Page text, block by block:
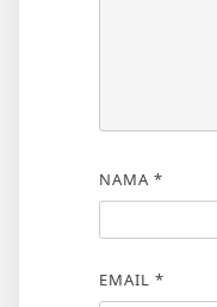
NAMA *
EMAIL *